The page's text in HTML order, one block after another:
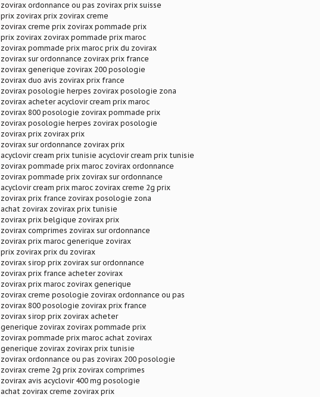
zovirax ordonnance ou pas zovirax prix suisse
prix zovirax prix zovirax creme
zovirax creme prix zovirax pommade prix
prix zovirax zovirax pommade prix maroc
zovirax pommade prix maroc prix du zovirax
zovirax sur ordonnance zovirax prix france
zovirax generique zovirax 200 posologie
zovirax duo avis zovirax prix france
zovirax posologie herpes zovirax posologie zona
zovirax acheter acyclovir cream prix maroc
zovirax 800 posologie zovirax pommade prix
zovirax posologie herpes zovirax posologie
zovirax prix zovirax prix
zovirax sur ordonnance zovirax prix
acyclovir cream prix tunisie acyclovir cream prix tunisie
zovirax pommade prix maroc zovirax ordonnance
zovirax pommade prix zovirax sur ordonnance
acyclovir cream prix maroc zovirax creme 2g prix
zovirax prix france zovirax posologie zona
achat zovirax zovirax prix tunisie
zovirax prix belgique zovirax prix
zovirax comprimes zovirax sur ordonnance
zovirax prix maroc generique zovirax
prix zovirax prix du zovirax
zovirax sirop prix zovirax sur ordonnance
zovirax prix france acheter zovirax
zovirax prix maroc zovirax generique
zovirax creme posologie zovirax ordonnance ou pas
zovirax 800 posologie zovirax prix france
zovirax sirop prix zovirax acheter
generique zovirax zovirax pommade prix
zovirax pommade prix maroc achat zovirax
generique zovirax zovirax prix tunisie
zovirax ordonnance ou pas zovirax 200 posologie
zovirax creme 2g prix zovirax comprimes
zovirax avis acyclovir 400 mg posologie
achat zovirax creme zovirax prix